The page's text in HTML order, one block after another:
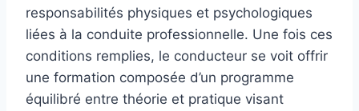
responsabilités physiques et psychologiques
liées à la conduite professionnelle. Une fois ces
conditions remplies, le conducteur se voit offrir
une formation composée d’un programme
équilibré entre théorie et pratique visant